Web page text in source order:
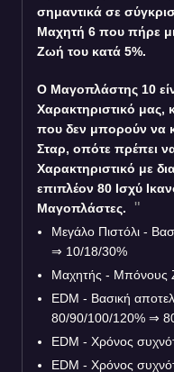
σημαντικά σε
Μαχητή 6 που πήρε
Ζωή του κατά 5%.
Ο Μαγοπλάστης 10
Χαρακτηριστικό μας,
που δεν μπορούν να
Σταρ, οπότε πρέπει
Χαρακτηριστικό με
επιπλέον 80 Ισχύ
Μαγοπλάστες.
Μεγάλο Πιστόλι -
⇒ 10/18/30%
Μαχητής - Μπόνους
EDM - Βασική
80/90/100/120% ⇒
EDM - Χρόνος
EDM - Χρόνος